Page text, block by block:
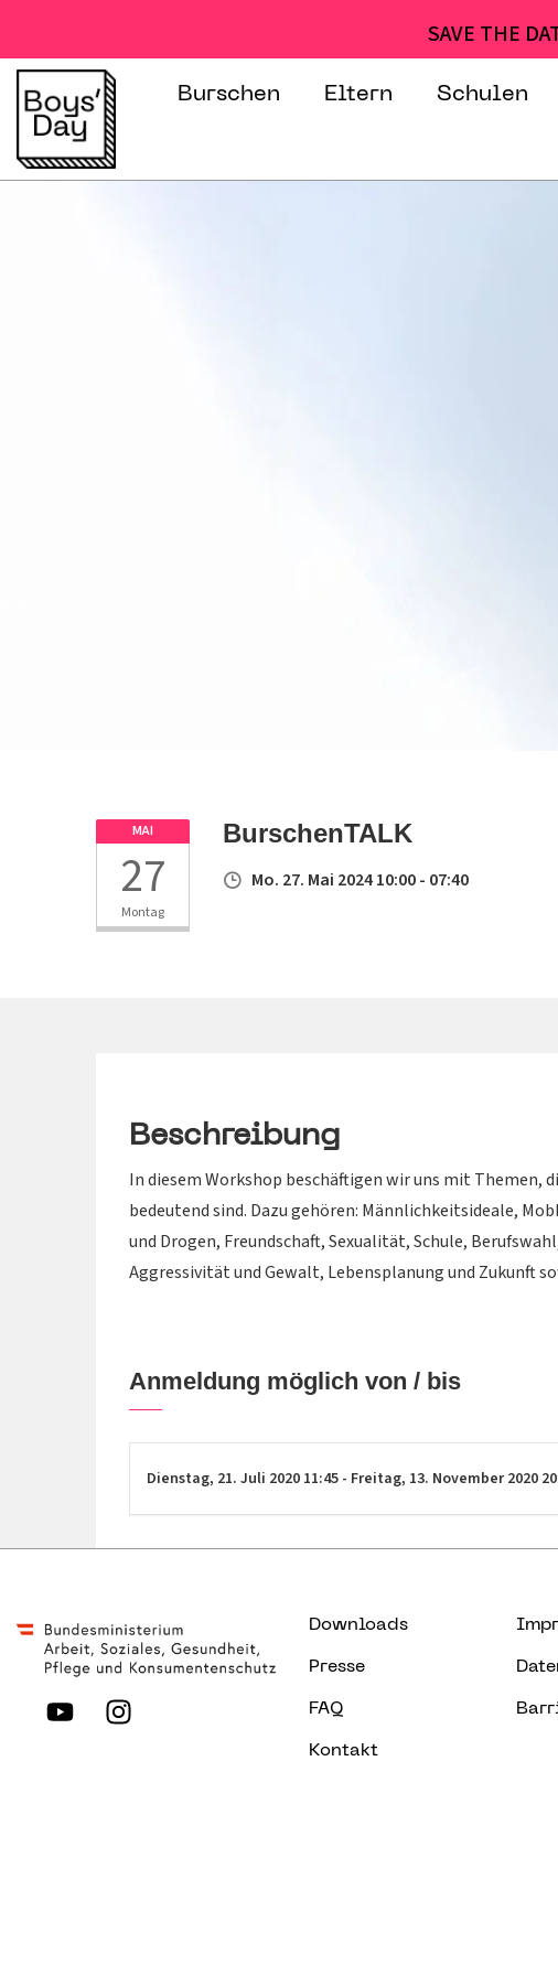
SAVE THE
Burschen Eltern Schulen
MAI
27
Montag
BurschenTALK
Mo. 27. Mai 2024 10:00 - 07:40
Beschreibung
In diesem Workshop beschäftigen wir uns mit Themen,
bedeutend sind. Dazu gehören: Männlichkeitsideale,
und Drogen, Freundschaft, Sexualität, Schule,
Aggressivität und Gewalt, Lebensplanung und Zukunft
Anmeldung möglich von / bis
Dienstag, 21. Juli 2020 11:45 - Freitag, 13. November 2020
Downloads
Presse
FAQ
Kontakt